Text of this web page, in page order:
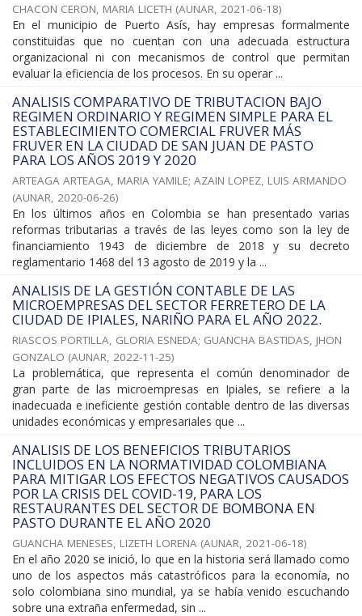
CHACON CERON, MARIA LICETH (AUNAR, 2021-06-18)
En el municipio de Puerto Asís, hay empresas formalmente
constituidas que no cuentan con una adecuada estructura
organizacional ni con mecanismos de control que permitan
evaluar la eficiencia de los procesos. En su operar ...
ANALISIS COMPARATIVO DE TRIBUTACION BAJO
REGIMEN ORDINARIO Y REGIMEN SIMPLE PARA EL
ESTABLECIMIENTO COMERCIAL FRUVER MÁS
FRUVER EN LA CIUDAD DE SAN JUAN DE PASTO
PARA LOS AÑOS 2019 Y 2020
ARTEAGA ARTEAGA, MARIA YAMILE; AZAIN LOPEZ, LUIS ARMANDO
(AUNAR, 2020-06-26)
En los últimos años en Colombia se han presentado varias
reformas tributarias a través de las leyes como son la ley de
financiamiento 1943 de diciembre de 2018 y su decreto
reglamentario 1468 del 13 agosto de 2019 y la ...
ANALISIS DE LA GESTIÓN CONTABLE DE LAS
MICROEMPRESAS DEL SECTOR FERRETERO DE LA
CIUDAD DE IPIALES, NARIÑO PARA EL AÑO 2022.
RIASCOS PORTILLA, GLORIA ESNEDA; GUANCHA BASTIDAS, JHON
GONZALO (AUNAR, 2022-11-25)
La problemática, que representa el común denominador de
gran parte de las microempresas en Ipiales, se refiere a la
inadecuada e ineficiente gestión contable dentro de las diversas
unidades económicas y empresariales que ...
ANALISIS DE LOS BENEFICIOS TRIBUTARIOS
INCLUIDOS EN LA NORMATIVIDAD COLOMBIANA
PARA MITIGAR LOS EFECTOS NEGATIVOS CAUSADOS
POR LA CRISIS DEL COVID-19, PARA LOS
RESTAURANTES DEL SECTOR DE BOMBONA EN
PASTO DURANTE EL AÑO 2020
GUANCHA MENESES, LIZETH LORENA (AUNAR, 2021-06-18)
En el año 2020 se inició, lo que en la historia será llamado como
uno de los aspectos más catastróficos para la economía, no
solo colombiana sino mundial, ya se había venido escuchando
sobre una extraña enfermedad, sin ...